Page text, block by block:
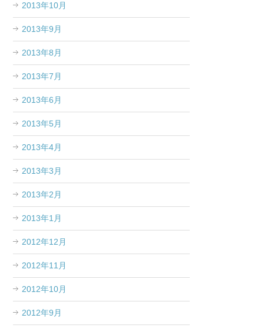
2013年10月
2013年9月
2013年8月
2013年7月
2013年6月
2013年5月
2013年4月
2013年3月
2013年2月
2013年1月
2012年12月
2012年11月
2012年10月
2012年9月